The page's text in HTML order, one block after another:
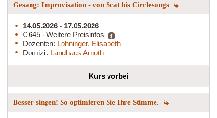
Gesang: Improvisation - von Scat bis Circlesongs
14.05.2026 - 17.05.2026
€ 645 - Weitere Preisinfos
Dozenten: Lohninger, Elisabeth
Domizil: Landhaus Arnoth
Kurs vorbei
Besser singen! So optimieren Sie Ihre Stimme.